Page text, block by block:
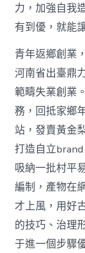
力，加強自我
有到優，就能
青年返鄉創業
河南省出臺鼎
範疇失業創業
務，回抵家鄉
站，發賣黃金
打造自立brand
吸納一批村平
編制，產物在
才上風，用好
的技巧、治理
于進一個步驟